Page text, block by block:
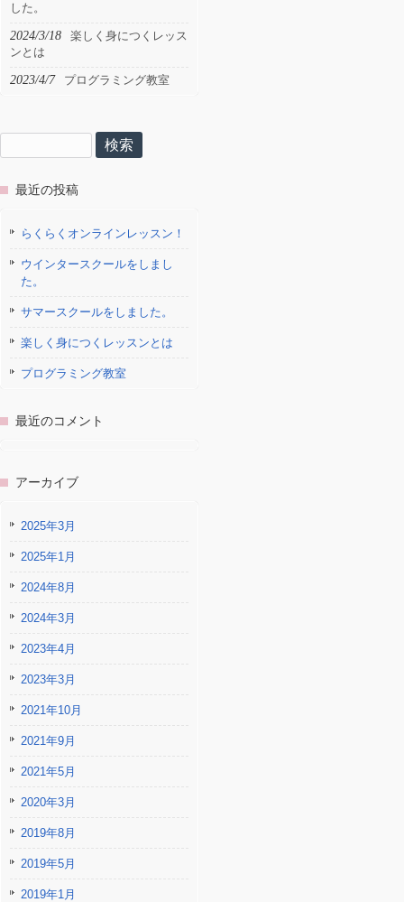
した。
2024/3/18
楽しく身につくレッス
ンとは
2023/4/7 プログラミング教室
索:
最近の投稿
らくらくオンラインレッスン！
ウインタースクールをしまし
た。
サマースクールをしました。
楽しく身につくレッスンとは
プログラミング教室
最近のコメント
アーカイブ
2025年3月
2025年1月
2024年8月
2024年3月
2023年4月
2023年3月
2021年10月
2021年9月
2021年5月
2020年3月
2019年8月
2019年5月
2019年1月